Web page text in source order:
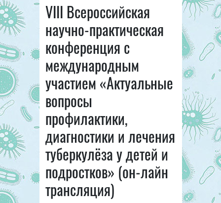
VIII Всероссийская
научно-практическая
конференция с
международным
участием «Актуальные
вопросы
профилактики,
диагностики и лечения
туберкулёза у детей и
подростков» (он-лайн
трансляция)